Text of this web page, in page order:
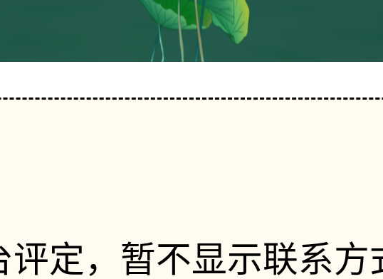
评定，暂不显示联系方